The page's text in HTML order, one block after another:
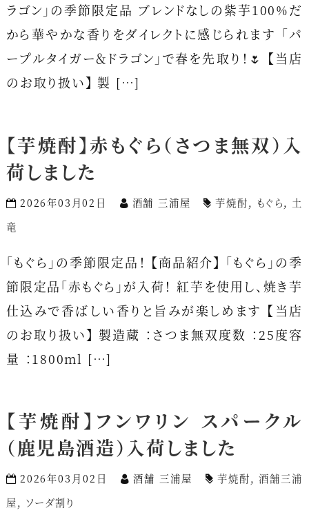
ラゴン」の季節限定品 ブレンドなしの紫芋100%だ
から華やかな香りをダイレクトに感じられます 「パ
ープルタイガー＆ドラゴン」で春を先取り！🌷 【当店
のお取り扱い】 製 […]
【芋焼酎】赤もぐら（さつま無双）入
荷しました
2026年03月02日 酒舗 三浦屋 芋焼酎, もぐら, 土
竜
「もぐら」の季節限定品！ 【商品紹介】 「もぐら」の季
節限定品「赤もぐら」が入荷！ 紅芋を使用し、焼き芋
仕込みで香ばしい香りと旨みが楽しめます 【当店
のお取り扱い】 製造蔵 ：さつま無双度数 ：25度容
量 ：1800ml […]
【芋焼酎】フンワリン スパークル
（鹿児島酒造）入荷しました
2026年03月02日 酒舗 三浦屋 芋焼酎,酒舗三浦
屋, ソーダ割り